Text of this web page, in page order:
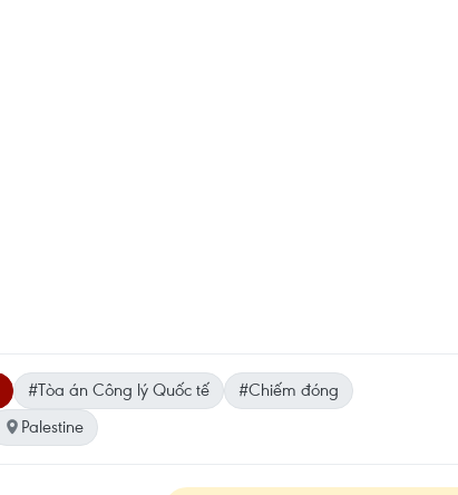
#Tòa án Công lý Quốc tế
#Chiếm đóng
Palestine